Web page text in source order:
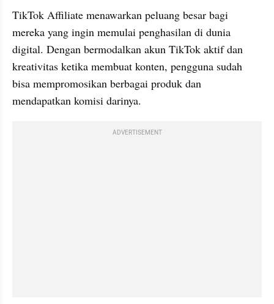
TikTok Affiliate menawarkan peluang besar bagi
mereka yang ingin memulai penghasilan di dunia
digital. Dengan bermodalkan akun TikTok aktif dan
kreativitas ketika membuat konten, pengguna sudah
bisa mempromosikan berbagai produk dan
mendapatkan komisi darinya.
ADVERTISEMENT